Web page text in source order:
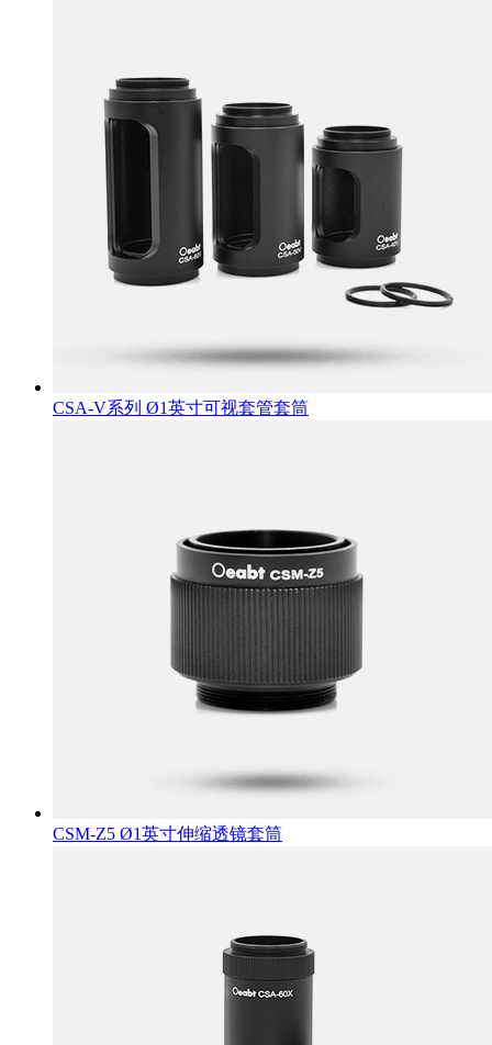
CSA-V系列 Ø1英寸可视套管套筒
CSM-Z5 Ø1英寸伸缩透镜套筒